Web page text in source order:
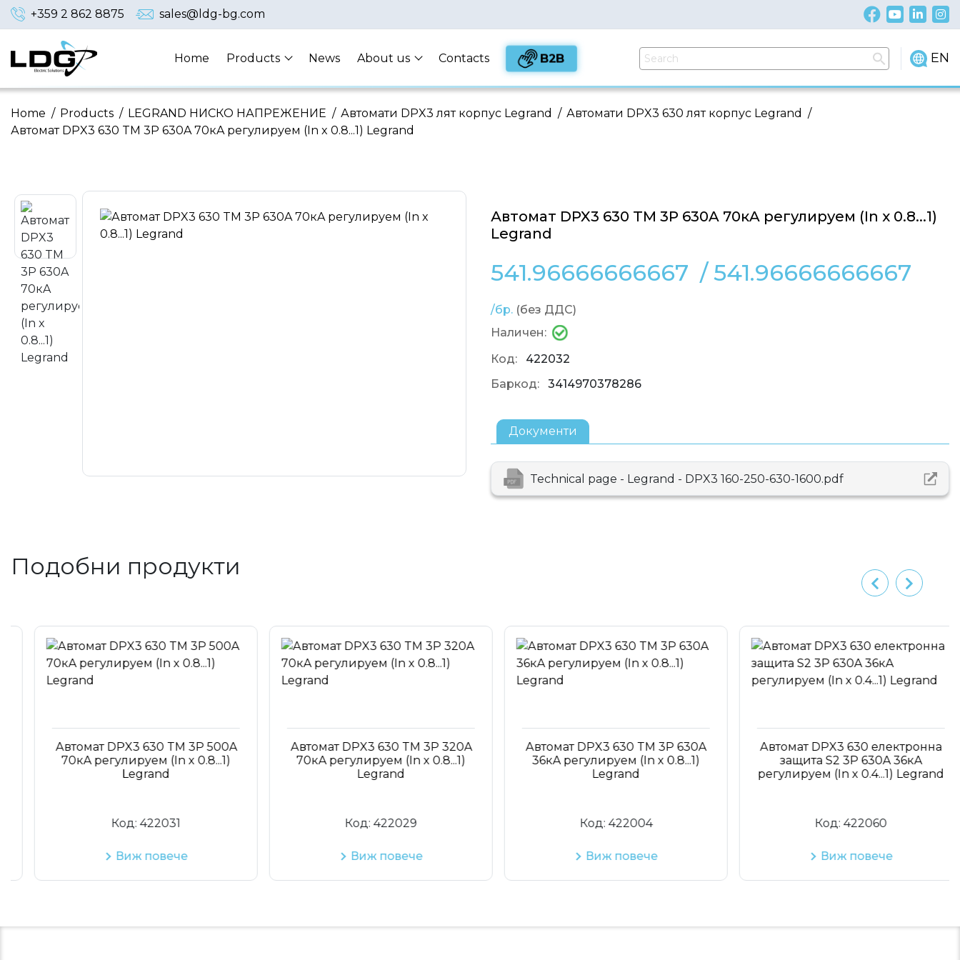
+359 2 862 8875 sales@ldg-bg.com
Home Products News About us Contacts B2B EN
/
Home /
Products /
LEGRAND НИСКО НАПРЕЖЕНИЕ /
Автомати DPX3 лят корпус Legrand /
Автомати DPX3 630 лят корпус Legrand
Автомат DPX3 630 TM 3P 630A 70кA регулируем (In x 0.8...1) Legrand
Автомат DPX3 630 TM 3P 630A 70кA регулируем (In x 0.8...1)
Legrand
541.96666666667
/
541.96666666667
/бр. (без ДДС)
Наличен:
Код:
422032
Баркод:
3414970378286
Документи
Technical page - Legrand - DPX3 160-250-630-1600.pdf
Подобни продукти
Автомат DPX3 630 TM 3P 500A
70кA регулируем (In x 0.8...1)
Legrand
Код:422031
Виж повече
Автомат DPX3 630 TM 3P 320A
70кA регулируем (In x 0.8...1)
Legrand
Код:422029
Виж повече
Автомат DPX3 630 TM 3P 630A
36кA регулируем (In x 0.8...1)
Legrand
Код:422004
Виж повече
Автомат DPX3 630 електронна
защита S2 3P 630A 36кA
регулируем (In x 0.4...1) Legrand
Код:422060
Виж повече